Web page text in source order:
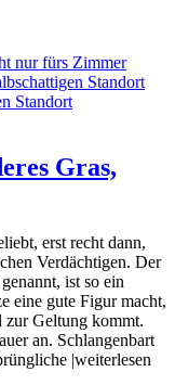
Standort
Standort
Gras,
erst recht dann,
Verdächtigen. Der
ist so ein
eine gute Figur macht,
zur Geltung kommt.
an. Schlangenbart
|weiterlesen